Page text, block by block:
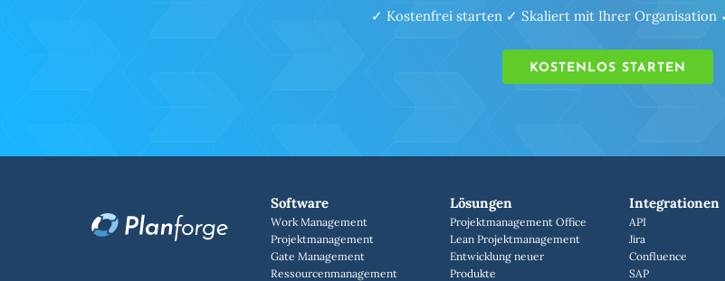
✓ Kostenfrei starten ✓ Skaliert mit Ihrer Organisation
KOSTENLOS STARTEN
Software
Work Management
Projektmanagement
Gate Management
Ressourcenmanagement
Lösungen
Projektmanagement Office
Lean Projektmanagement
Entwicklung neuer
Produkte
Integrationen
API
Jira
Confluence
SAP